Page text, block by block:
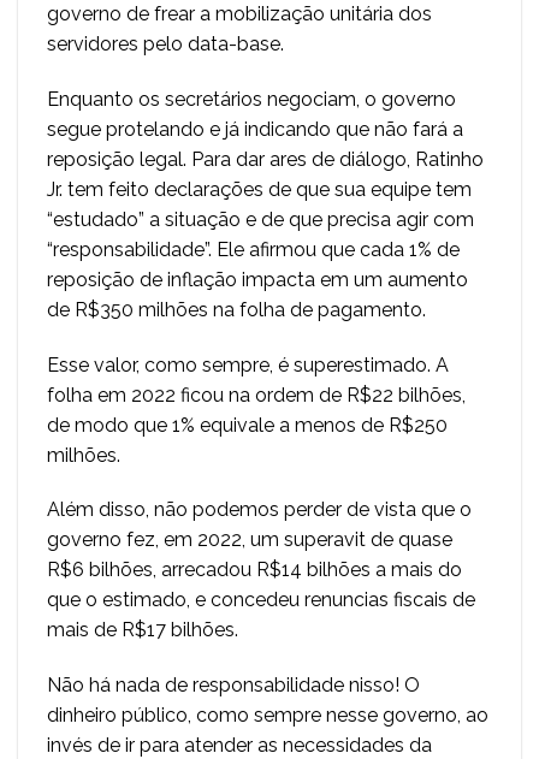
governo de frear a mobilização unitária dos
servidores pelo data-base.
Enquanto os secretários negociam, o governo
segue protelando e já indicando que não fará a
reposição legal. Para dar ares de diálogo, Ratinho
Jr. tem feito declarações de que sua equipe tem
“estudado” a situação e de que precisa agir com
“responsabilidade”. Ele afirmou que cada 1% de
reposição de inflação impacta em um aumento
de R$350 milhões na folha de pagamento.
Esse valor, como sempre, é superestimado. A
folha em 2022 ficou na ordem de R$22 bilhões,
de modo que 1% equivale a menos de R$250
milhões.
Além disso, não podemos perder de vista que o
governo fez, em 2022, um superavit de quase
R$6 bilhões, arrecadou R$14 bilhões a mais do
que o estimado, e concedeu renuncias fiscais de
mais de R$17 bilhões.
Não há nada de responsabilidade nisso! O
dinheiro público, como sempre nesse governo, ao
invés de ir para atender as necessidades da